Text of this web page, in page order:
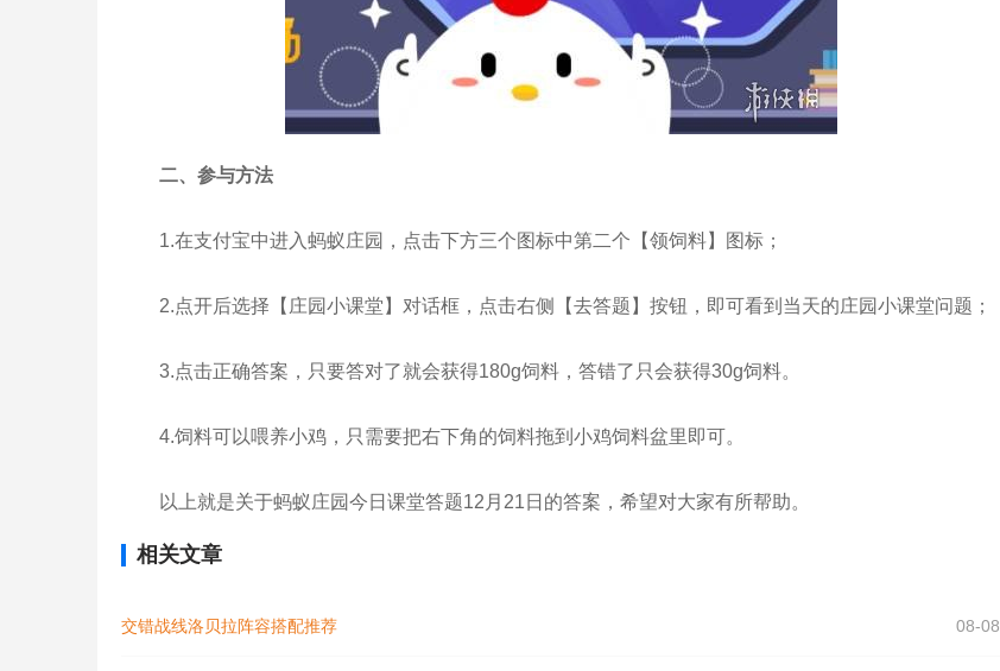
二、参与方法
1.在支付宝中进入蚂蚁庄园，点击下方三个图标中第二个【领饲料】图标；
2.点开后选择【庄园小课堂】对话框，点击右侧【去答题】按钮，即可看到当天的庄园小课堂问题；
3.点击正确答案，只要答对了就会获得180g饲料，答错了只会获得30g饲料。
4.饲料可以喂养小鸡，只需要把右下角的饲料拖到小鸡饲料盆里即可。
以上就是关于蚂蚁庄园今日课堂答题12月21日的答案，希望对大家有所帮助。
相关文章
交错战线洛贝拉阵容搭配推荐 08-08